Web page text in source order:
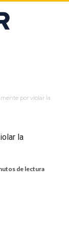
por violar la
la
de lectura